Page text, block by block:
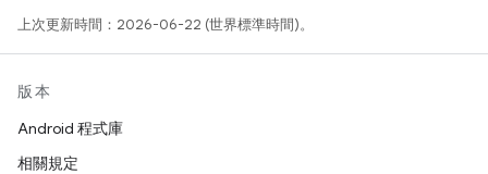
上次更新時間：2026-06-22 (世界標準時間)。
版本
Android 程式庫
相關規定